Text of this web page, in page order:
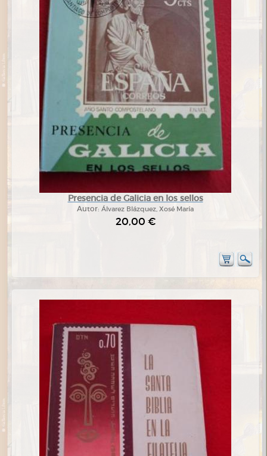
Presencia de Galicia en los sellos
Autor: Álvarez Blázquez, Xosé María
20,00 €